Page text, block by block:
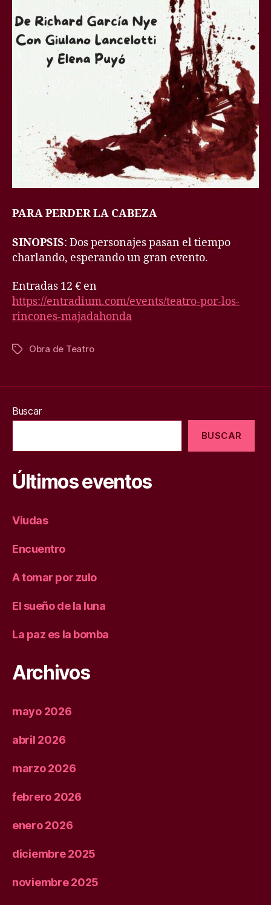
PARA PERDER LA CABEZA
SINOPSIS: Dos personajes pasan el tiempo
charlando, esperando un gran evento.
Entradas 12 € en
https://entradium.com/events/teatro-por-los-
rincones-majadahonda
EtiquetasObra de Teatro
Buscar
BUSCAR
Últimos eventos
Viudas
Encuentro
A tomar por zulo
El sueño de la luna
La paz es la bomba
Archivos
mayo 2026
abril 2026
marzo 2026
febrero 2026
enero 2026
diciembre 2025
noviembre 2025